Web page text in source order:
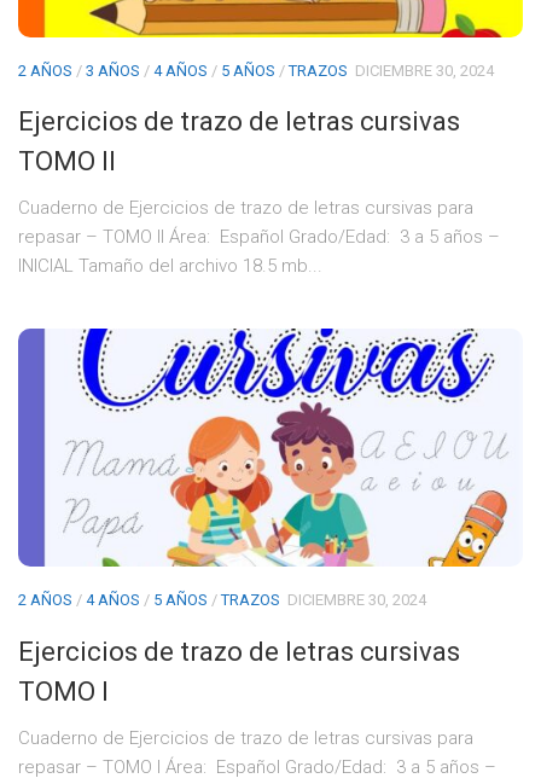
2 AÑOS / 3 AÑOS / 4 AÑOS / 5 AÑOS /TRAZOS DICIEMBRE 30, 2024
Ejercicios de trazo de letras cursivas
TOMO II
Cuaderno de Ejercicios de trazo de letras cursivas para
repasar – TOMO II Área: Español Grado/Edad: 3 a 5 años –
INICIAL Tamaño del archivo 18.5 mb...
2 AÑOS / 4 AÑOS / 5 AÑOS /TRAZOS DICIEMBRE 30, 2024
Ejercicios de trazo de letras cursivas
TOMO I
Cuaderno de Ejercicios de trazo de letras cursivas para
repasar – TOMO I Área: Español Grado/Edad: 3 a 5 años –